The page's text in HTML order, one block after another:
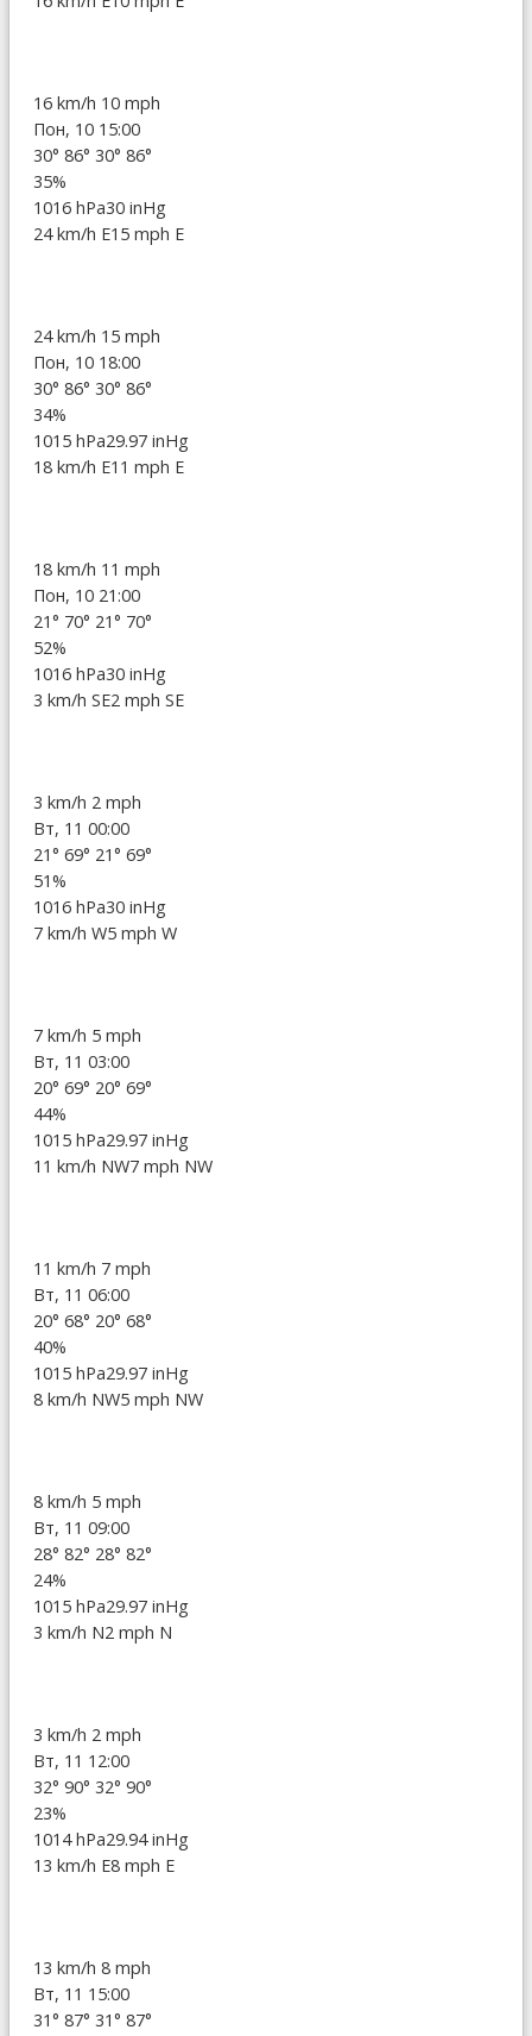
16 km/h 10 mph
Пон, 10 15:00
30° 86° 30° 86°
35%
1016 hPa30 inHg
24 km/h E15 mph E
24 km/h 15 mph
Пон, 10 18:00
30° 86° 30° 86°
34%
1015 hPa29.97 inHg
18 km/h E11 mph E
18 km/h 11 mph
Пон, 10 21:00
21° 70° 21° 70°
52%
1016 hPa30 inHg
3 km/h SE2 mph SE
3 km/h 2 mph
Вт, 11 00:00
21° 69° 21° 69°
51%
1016 hPa30 inHg
7 km/h W5 mph W
7 km/h 5 mph
Вт, 11 03:00
20° 69° 20° 69°
44%
1015 hPa29.97 inHg
11 km/h NW7 mph NW
11 km/h 7 mph
Вт, 11 06:00
20° 68° 20° 68°
40%
1015 hPa29.97 inHg
8 km/h NW5 mph NW
8 km/h 5 mph
Вт, 11 09:00
28° 82° 28° 82°
24%
1015 hPa29.97 inHg
3 km/h N2 mph N
3 km/h 2 mph
Вт, 11 12:00
32° 90° 32° 90°
23%
1014 hPa29.94 inHg
13 km/h E8 mph E
13 km/h 8 mph
Вт, 11 15:00
31° 87° 31° 87°